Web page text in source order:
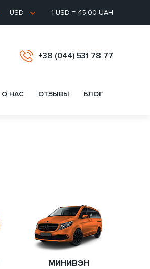
USD 1 USD = 45.00 UAH
+38 (044) 531 78 77
О НАС ОТЗЫВЫ БЛОГ
МИНИВЭН